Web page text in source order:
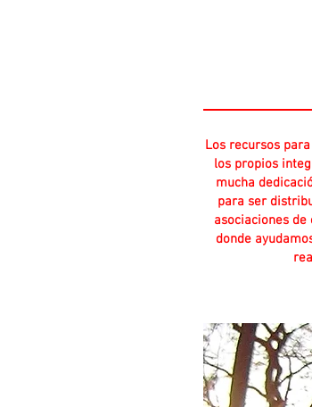
Los recursos
los propios
mucha
para ser
asociaciones de
donde